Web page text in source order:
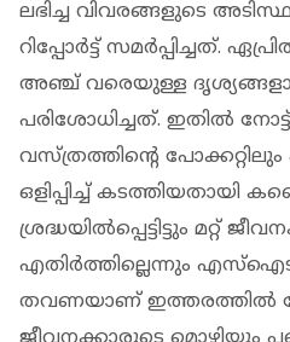
ലഭിച്ച വിവരങ്ങളുടെ
റിപ്പോര്‍ട്ട് സമര്‍പ്പിച്ചത്.
അഞ്ച് വരെയുള്ള
പരിശോധിച്ചത്. ഇതില്‍
വസ്ത്രത്തിന്റെ
ഒളിപ്പിച്ച് കടത്തിയതായി
ശ്രദ്ധയില്‍പ്പെട്ടിട്ടും മറ്റ്
എതിര്‍ത്തില്ലെന്നും
തവണയാണ് ഇത്തരത്തില്‍